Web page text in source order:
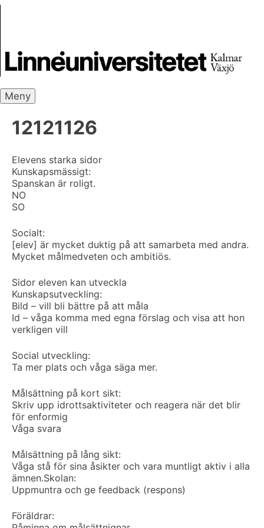
Meny
12121126
Elevens starka sidor
Kunskapsmässigt:
Spanskan är roligt.
NO
SO
Socialt:
[elev] är mycket duktig på att samarbeta med andra.
Mycket målmedveten och ambitiös.
Sidor eleven kan utveckla
Kunskapsutveckling:
Bild – vill bli bättre på att måla
Id – våga komma med egna förslag och visa att hon
verkligen vill
Social utveckling:
Ta mer plats och våga säga mer.
Målsättning på kort sikt:
Skriv upp idrottsaktiviteter och reagera när det blir
för enformig
Våga svara
Målsättning på lång sikt:
Våga stå för sina åsikter och vara muntligt aktiv i alla
ämnen.Skolan:
Uppmuntra och ge feedback (respons)
Föräldrar: